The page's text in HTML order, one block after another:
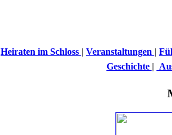
Heiraten im Schloss | Veranstaltungen |
Geschichte |